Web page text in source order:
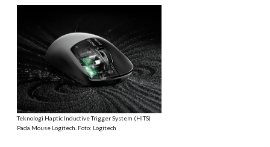
Teknologi Haptic Inductive Trigger System (HITS)
Pada Mouse Logitech. Foto: Logitech